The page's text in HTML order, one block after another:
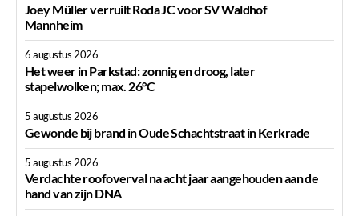
Joey Müller verruilt Roda JC voor SV Waldhof
Mannheim
6 augustus 2026
Het weer in Parkstad: zonnig en droog, later
stapelwolken; max. 26°C
5 augustus 2026
Gewonde bij brand in Oude Schachtstraat in Kerkrade
5 augustus 2026
Verdachte roofoverval na acht jaar aangehouden aan de
hand van zijn DNA